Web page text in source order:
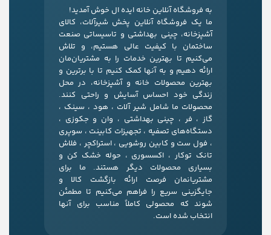
به فروشگاه آنلاین خانه ایده ال خوش آمدید!
ما یک فروشگاه آنلاین پخش شیرآلات، کالای
آشپزخانه، چینی بهداشتی و تاسیساتی صنعت
ساختمان با کیفیت عالی هستیم، و تلاش
می‌کنیم تا بهترین خدمات را به مشتریان‌مان
ارائه دهیم و به آنها کمک کنیم تا با برترین و
بهترین محصولات خانه و آشپزخانه، در محل
زندگی خود احساس آسایش و راحتی کنند.
محصولات ما شامل شیر آلات ، هود ، سینک ،
گاز ، فر ، چینی بهداشتی ، وان و جکوزی ،
دستگاه‌های تصفیه ، تجهیزات کابینت ، سوپری
، فول ست و کابین روشویی ، استراکچر ، فلاش
تانک توکار ، اکسسوری ، حوله خشک کن و
بسیاری محصولات دیگر هستند. ما برای
مشتریانمان فرصت ارائه بازگشت کالا و
جایگزینی سریع را فراهم می‌کنیم تا مطمئن
شوند که محصولی کاملاً مناسب برای آنها
انتخاب شده است.